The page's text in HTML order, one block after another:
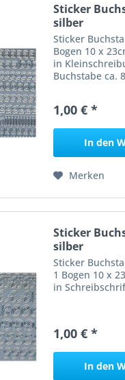
Sticker
silber
Sticker
Bogen 10 x
in
Buchstabe ca.
1,00 € *
In den
Merken
Sticker
silber
Sticker
1 Bogen 10 x
in
1,00 € *
In den